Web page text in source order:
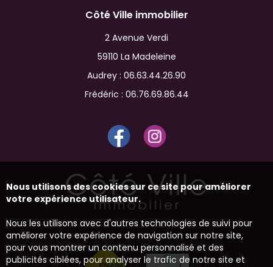
Côté Ville immobilier
2 Avenue Verdi
59110 La Madeleine
Audrey : 06.63.44.26.90
Frédéric : 06.76.69.86.44
Nous utilisons des cookies sur ce site pour améliorer
votre expérience utilisateur.
Nous les utilisons avec d'autres technologies de suivi pour
améliorer votre expérience de navigation sur notre site,
pour vous montrer un contenu personnalisé et des
publicités ciblées, pour analyser le trafic de notre site et